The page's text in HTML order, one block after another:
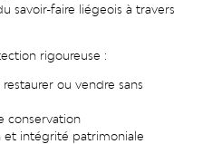
savoir-faire liégeois à travers
rigoureuse :
ou vendre sans
conservation
et intégrité patrimoniale